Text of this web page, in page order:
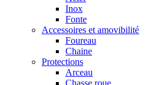
Inox
Fonte
Accessoires et amovibilité
Foureau
Chaine
Protections
Arceau
Chasse roue